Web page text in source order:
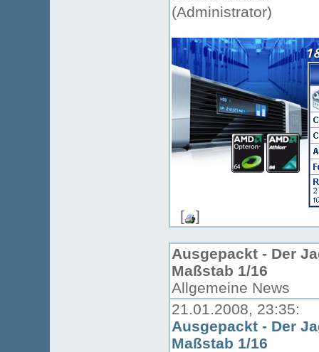
(Administrator)
[ ]
Ausgepackt - Der
Maßstab 1/16
Allgemeine News
21.01.2008, 23:35:
Ausgepackt - Der
Maßstab 1/16